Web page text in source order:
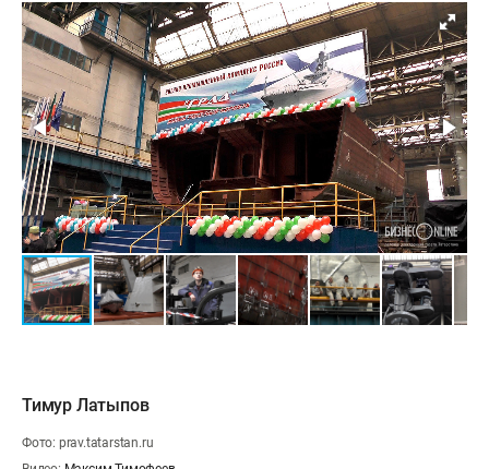
Тимур Латыпов
Фото: prav.tatarstan.ru